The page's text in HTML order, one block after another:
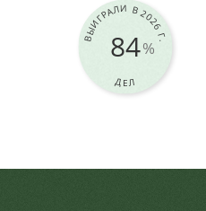
ВЫИГРАЛИ В 2026 Г.
ДЕЛ
84%